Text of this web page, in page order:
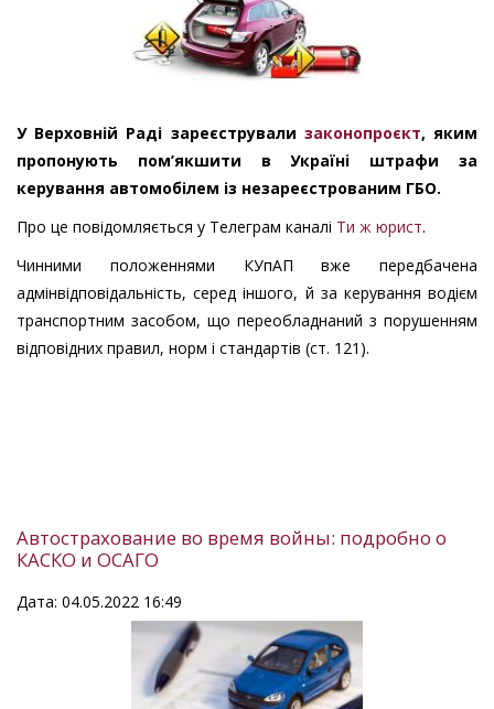
У Верховній Раді зареєстрували законопроєкт, яким
пропонують пом’якшити в Україні штрафи за
керування автомобілем із незареєстрованим ГБО.
Про це повідомляється у Телеграм каналі Ти ж юрист.
Чинними положеннями КУпАП вже передбачена
адмінвідповідальність, серед іншого, й за керування водієм
транспортним засобом, що переобладнаний з порушенням
відповідних правил, норм і стандартів (ст. 121).
Автострахование во время войны: подробно о
КАСКО и ОСАГО
Дата: 04.05.2022 16:49